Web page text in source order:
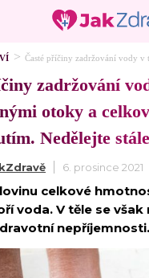
Časté příčiny zadržování vody v
zadržování
otoky a
Nedělejte
6. prosince 2021
celkové
voda. V těle se
nepříjemnosti.